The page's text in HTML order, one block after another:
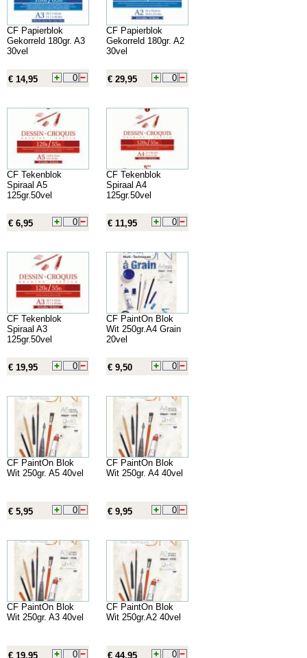
CF Papierblok
Gekorreld 180gr. A3
30vel
€ 14,95
CF Papierblok
Gekorreld 180gr. A2
30vel
€ 29,95
CF Tekenblok
Spiraal A5
125gr.50vel
€ 6,95
CF Tekenblok
Spiraal A4
125gr.50vel
€ 11,95
CF Tekenblok
Spiraal A3
125gr.50vel
€ 19,95
CF PaintOn Blok
Wit 250gr.A4 Grain
20vel
€ 9,50
CF PaintOn Blok
Wit 250gr. A5 40vel
€ 5,95
CF PaintOn Blok
Wit 250gr. A4 40vel
€ 9,95
CF PaintOn Blok
Wit 250gr. A3 40vel
€ 19,95
CF PaintOn Blok
Wit 250gr.A2 40vel
€ 44,95